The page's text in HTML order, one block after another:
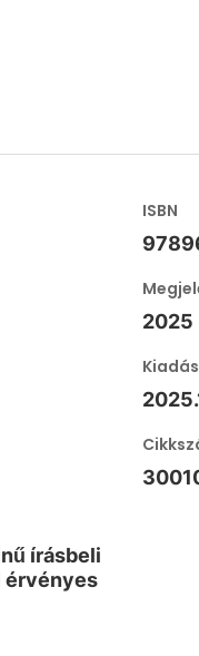
ISBN
2025
írásbeli
érvényes